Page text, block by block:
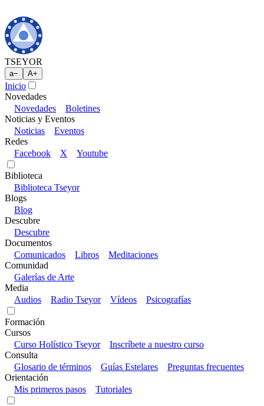
TSEYOR
a− A+
Inicio
Novedades
Novedades
Boletines
Noticias y Eventos
Noticias
Eventos
Redes
Facebook
X Youtube
Biblioteca
Biblioteca Tseyor
Blogs
Blog
Descubre
Descubre
Documentos
Comunicados
Libros
Meditaciones
Comunidad
Galerías de Arte
Media
Audios
Radio Tseyor Vídeos Psicografías
Formación
Cursos
Curso Holístico Tseyor
Inscríbete a nuestro curso
Consulta
Glosario de términos
Guías Estelares
Preguntas frecuentes
Orientación
Mis primeros pasos
Tutoriales